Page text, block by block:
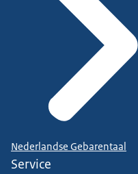
Nederlandse Gebarentaal
Service